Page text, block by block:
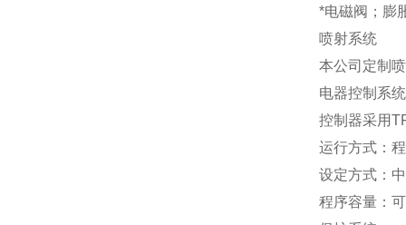
*电磁阀；膨
喷射系统
本公司定制
电器控制系统
控制器采用
运行方式：
设定方式：
程序容量：